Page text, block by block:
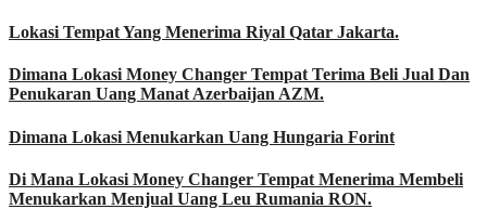
Lokasi Tempat Yang Menerima Riyal Qatar Jakarta.
Dimana Lokasi Money Changer Tempat Terima Beli Jual Dan
Penukaran Uang Manat Azerbaijan AZM.
Dimana Lokasi Menukarkan Uang Hungaria Forint
Di Mana Lokasi Money Changer Tempat Menerima Membeli
Menukarkan Menjual Uang Leu Rumania RON.